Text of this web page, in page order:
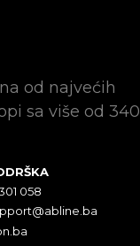
od najvećih
sa više od 340
058